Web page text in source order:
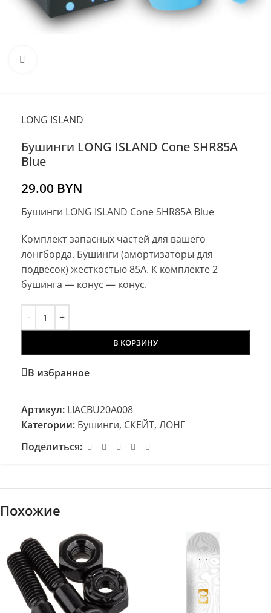
LONG ISLAND
Бушинги LONG ISLAND Cone SHR85A
Blue
29.00 BYN
Бушинги LONG ISLAND Cone SHR85A Blue
Комплект запасных частей для вашего
лонгборда. Бушинги (амортизаторы для
подвесок) жесткостью 85A. К комплекте 2
бушинга — конус — конус.
В КОРЗИНУ
В избранное
Артикул: LIACBU20A008
Категории: Бушинги, СКЕЙТ, ЛОНГ
Поделиться:
Похожие